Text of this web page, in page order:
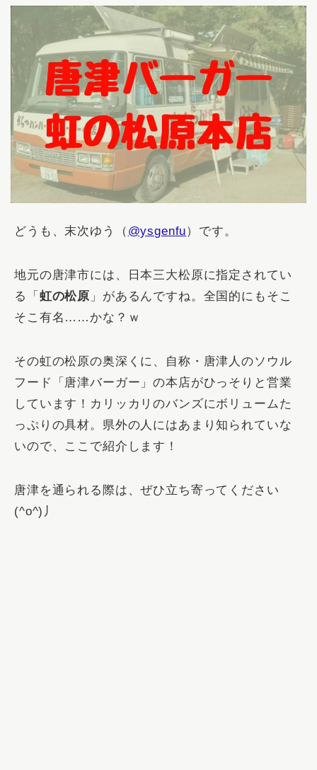
どうも、末次ゆう（ @ysgenfu）です。
地元の唐津市には、日本三大松原に指定されてい
る「 虹の松原 」があるんですね。全国的にもそこ
そこ有名……かな？ｗ
その虹の松原の奥深くに、自称・唐津人のソウル
フード「唐津バーガー」の本店がひっそりと営業
しています！カリッカリのバンズにボリュームた
っぷりの具材。県外の人にはあまり知られていな
いので、ここで紹介します！
唐津を通られる際は、ぜひ立ち寄ってください
(^o^)丿